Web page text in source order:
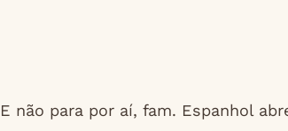
E não para por aí, fam. Espanhol